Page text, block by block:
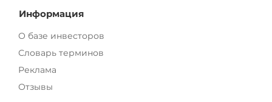
Информация
О базе инвесторов
Словарь терминов
Реклама
Отзывы